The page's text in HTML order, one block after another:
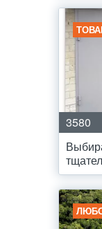
3580